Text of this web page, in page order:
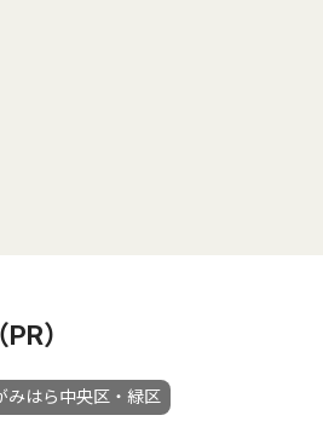
）
みはら中央区・緑区